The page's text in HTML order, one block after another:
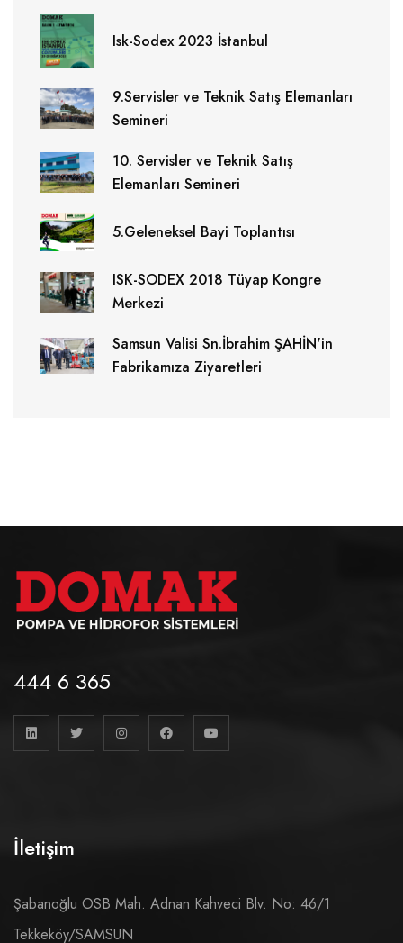
Isk-Sodex 2023 İstanbul
9.Servisler ve Teknik Satış Elemanları
Semineri
10. Servisler ve Teknik Satış
Elemanları Semineri
5.Geleneksel Bayi Toplantısı
ISK-SODEX 2018 Tüyap Kongre
Merkezi
Samsun Valisi Sn.İbrahim ŞAHİN'in
Fabrikamıza Ziyaretleri
444 6 365
İletişim
Şabanoğlu OSB Mah. Adnan Kahveci Blv. No: 46/1
Tekkeköy/SAMSUN